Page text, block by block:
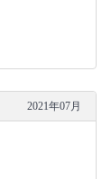
2021年07月